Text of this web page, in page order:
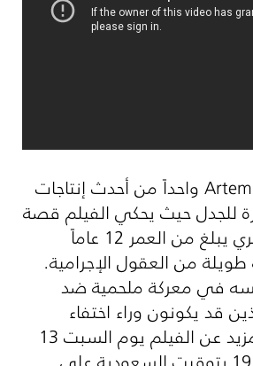
واحداً من أحدث إنتاجات
للجدل حيث يحكي الفيلم قصة
أرتميس فول عبقري يبلغ من العمر 12 عاماً
من العقول الإجرامية.
في معركة ملحمية ضد
قد يكونون وراء اختفاء
والده! اكتشف المزيد عن الفيلم يوم السبت 13